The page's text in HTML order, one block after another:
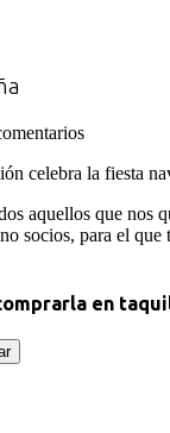
celebra la fiesta
aquellos que nos
socios, para el
en